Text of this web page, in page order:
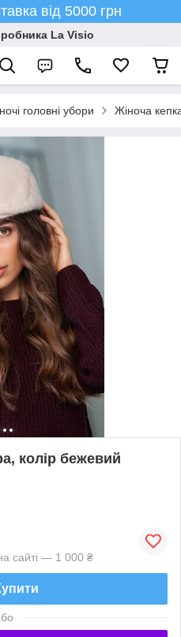
від 5000 грн
La Visio
головні убори Жіноча
колір бежевий
сайті — 1 000 ₴